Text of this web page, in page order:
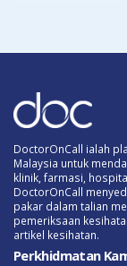
DoctorOnCall ialah
Malaysia untuk
klinik, farmasi,
DoctorOnCall
pakar dalam talian
pemeriksaan
artikel kesihatan.
Perkhidmatan